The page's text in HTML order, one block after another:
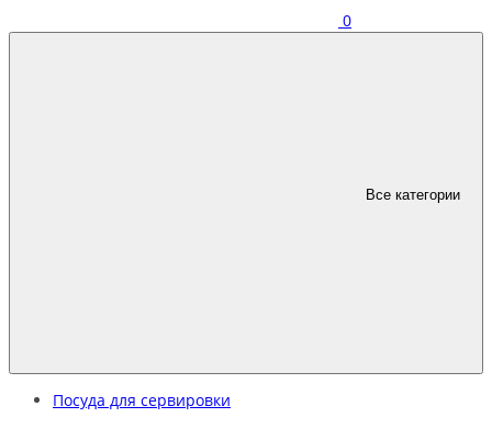
0
Все категории
Посуда для сервировки